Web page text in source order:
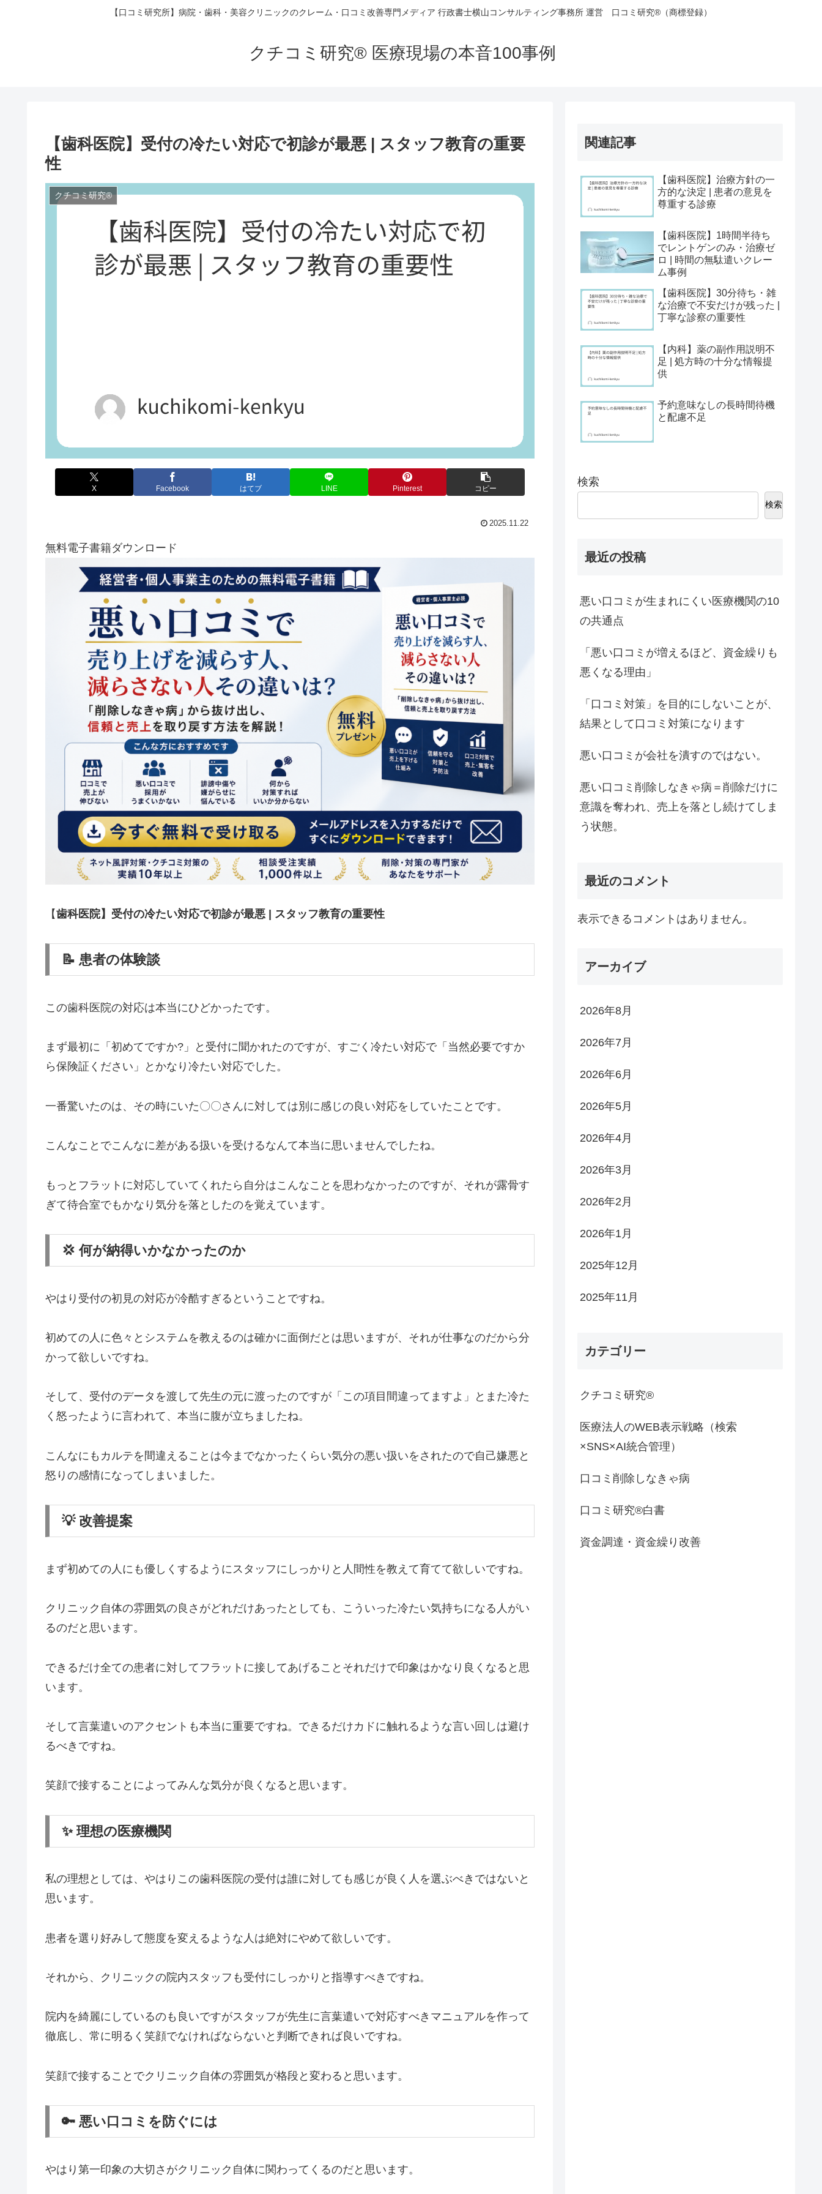
【口コミ研究所】病院・歯科・美容クリニックのクレーム・口コミ改善専門メディア 行政書士横山コンサルティング事務所 運営 口コミ研究®（商標登録）
クチコミ研究® 医療現場の本音100事例
【歯科医院】受付の冷たい対応で初診が最悪 | スタッフ教育の重要
性
クチコミ研究®
X Facebook はてブ LINE Pinterest コピー
2025.11.22
無料電子書籍ダウンロード
【歯科医院】受付の冷たい対応で初診が最悪 | スタッフ教育の重要性
📝 患者の体験談
この歯科医院の対応は本当にひどかったです。
まず最初に「初めてですか?」と受付に聞かれたのですが、すごく冷たい対応で「当然必要ですか
ら保険証ください」とかなり冷たい対応でした。
一番驚いたのは、その時にいた〇〇さんに対しては別に感じの良い対応をしていたことです。
こんなことでこんなに差がある扱いを受けるなんて本当に思いませんでしたね。
もっとフラットに対応していてくれたら自分はこんなことを思わなかったのですが、それが露骨す
ぎて待合室でもかなり気分を落としたのを覚えています。
💢 何が納得いかなかったのか
やはり受付の初見の対応が冷酷すぎるということですね。
初めての人に色々とシステムを教えるのは確かに面倒だとは思いますが、それが仕事なのだから分
かって欲しいですね。
そして、受付のデータを渡して先生の元に渡ったのですが「この項目間違ってますよ」とまた冷た
く怒ったように言われて、本当に腹が立ちましたね。
こんなにもカルテを間違えることは今までなかったくらい気分の悪い扱いをされたので自己嫌悪と
怒りの感情になってしまいました。
💡 改善提案
まず初めての人にも優しくするようにスタッフにしっかりと人間性を教えて育てて欲しいですね。
クリニック自体の雰囲気の良さがどれだけあったとしても、こういった冷たい気持ちになる人がい
るのだと思います。
できるだけ全ての患者に対してフラットに接してあげることそれだけで印象はかなり良くなると思
います。
そして言葉遣いのアクセントも本当に重要ですね。できるだけカドに触れるような言い回しは避け
るべきですね。
笑顔で接することによってみんな気分が良くなると思います。
✨ 理想の医療機関
私の理想としては、やはりこの歯科医院の受付は誰に対しても感じが良く人を選ぶべきではないと
思います。
患者を選り好みして態度を変えるような人は絶対にやめて欲しいです。
それから、クリニックの院内スタッフも受付にしっかりと指導すべきですね。
院内を綺麗にしているのも良いですがスタッフが先生に言葉遣いで対応すべきマニュアルを作って
徹底し、常に明るく笑顔でなければならないと判断できれば良いですね。
笑顔で接することでクリニック自体の雰囲気が格段と変わると思います。
🔑 悪い口コミを防ぐには
やはり第一印象の大切さがクリニック自体に関わってくるのだと思います。
関連記事
【歯科医院】治療方針の一
方的な決定 | 患者の意見を
尊重する診療
【歯科医院】1時間半待ち
でレントゲンのみ・治療ゼ
ロ | 時間の無駄遣いクレー
ム事例
【歯科医院】30分待ち・雑
な治療で不安だけが残った |
丁寧な診察の重要性
【内科】薬の副作用説明不
足 | 処方時の十分な情報提
供
予約意味なしの長時間待機
と配慮不足
検索
検索
最近の投稿
悪い口コミが生まれにくい医療機関の10
の共通点
「悪い口コミが増えるほど、資金繰りも
悪くなる理由」
「口コミ対策」を目的にしないことが、
結果として口コミ対策になります
悪い口コミが会社を潰すのではない。
悪い口コミ削除しなきゃ病＝削除だけに
意識を奪われ、売上を落とし続けてしま
う状態。
最近のコメント
表示できるコメントはありません。
アーカイブ
2026年8月
2026年7月
2026年6月
2026年5月
2026年4月
2026年3月
2026年2月
2026年1月
2025年12月
2025年11月
カテゴリー
クチコミ研究®
医療法人のWEB表示戦略（検索
×SNS×AI統合管理）
口コミ削除しなきゃ病
口コミ研究®白書
資金調達・資金繰り改善